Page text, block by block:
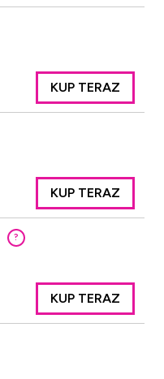
KUP TERAZ
KUP TERAZ
?
KUP TERAZ